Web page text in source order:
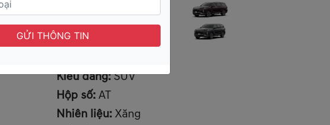
Kiểu dáng:SUV
Hộp số: AT
Nhiên liệu: Xăng
GỬI THÔNG TIN